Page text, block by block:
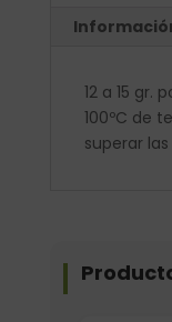
12 a 15 gr.
100ºC de
superar